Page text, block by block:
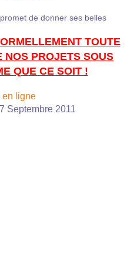
promet de donner ses belles
TOUTE
NOS PROJETS SOUS
QUE CE SOIT !
en ligne
Septembre 2011